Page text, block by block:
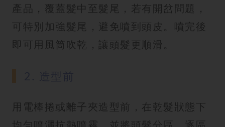
產品，覆蓋髮中至髮尾，若有開岔問題，
可特別加強髮尾，避免噴到頭皮。噴完後
即可用風筒吹乾，讓頭髮更順滑。
用電棒捲或離子夾造型前，在乾髮狀態下